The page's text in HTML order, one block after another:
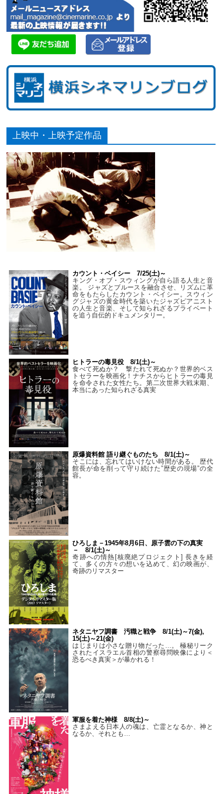
上映中・上映予定作品
カウント・ベイシー 7/25(土)～
キング・オブ・スウィングが自ら語る人生と音
楽。 ジャズとブルースを融合させ、リズムに革
命をもたらしたカウント・ベイシー。スウィン
グジャズの黄金時代を築いたジャズピアニスト
の人生と音楽、そして知られざるプライベート
を追う自伝的ドキュメンタリー。
ヒトラーの毒見役 8/1(土)～
食べて死ぬか？ 撃たれて死ぬか？世界的ベス
トセラーを映画化！ナチスからヒトラーの毒見
を命令された女性たち。第二次世界大戦末期、
本当にあった知られざる真実
原爆資料館 語り継ぐものたち 8/1(土)～
そこには、忘れてはいけない時間がある。 歴代
館長が命を削って守り続けた”歴史の現場”の全
容。
ひろしま－1945年8月6日、原子雲の下の真実
－ 8/1(土)～
奇跡への情熱[核廃絶プロジェクト] 長きを経
て、多くの方々の想いを込めて、幻の映画が、
奇跡のリマスター
ネタニヤフ調書 汚職と戦争 8/1(土)～7(金),
15(土)～21(金)
はじまりは小さな贈り物だった…。 極秘リーク
されたイスラエル首相の警察尋問映像により＜
恐るべき真実＞が暴かれる！
軍服を着た神様 8/8(土)～
さまよえる日本人の魂は、亡霊となるか、神と
なるか、それとも…